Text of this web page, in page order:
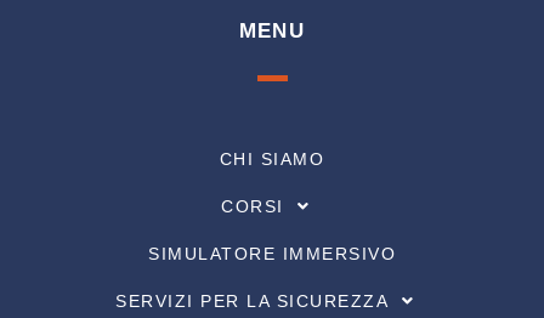
MENU
CHI SIAMO
CORSI
SIMULATORE IMMERSIVO
SERVIZI PER LA SICUREZZA